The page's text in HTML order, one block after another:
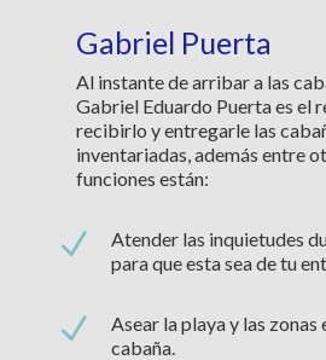
Gabriel Puerta
Al instante de arribar a las
Gabriel Eduardo Puerta es el
recibirlo y entregarle las
inventariadas, además entre
funciones están:
N
Atender las inquietudes
para que esta sea de tu
N
Asear la playa y las
cabaña.